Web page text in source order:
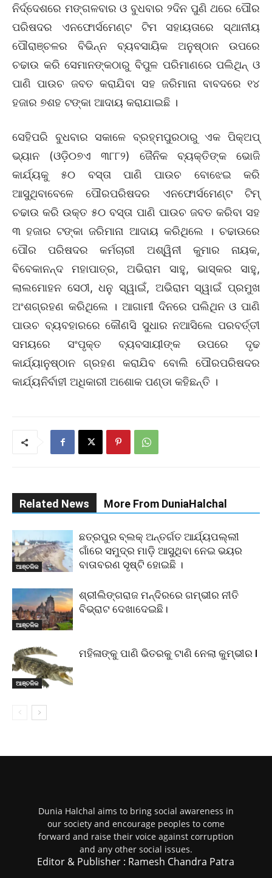
ନିର୍ଦ୍ଦେଶରେ ମଙ୍ଗଳବାର ଓ ବୁଧବାର ୨ଦିନ ପୁଣି ଥରେ ପୌର
ପରିଷଦର ଏନଫୋର୍ସମେଣ୍ଟ ଟିମ ସହାୟତାରେ ସ୍ଥାନୀୟ
ପୌରାଞ୍ଚଳର ବିଭିନ୍ନ ବ୍ୟବସାୟିକ ଅନୁଷ୍ଠାନ ଉପରେ
ଚଢାଉ କରି ସେମାନଙ୍କଠାରୁ ବିପୁଳ ପରିମାଣରେ ପଲିଥିନ୍ ଓ
ପାଣି ପାଉଚ ଜବତ କରାଯିବା ସହ ଜରିମାନା ବାବଦରେ ୧୪
ହଜାର ୭ଶହ ଟଙ୍କା ଆଦାୟ କରାଯାଇଛି ।
ସେହିପରି ବୁଧବାର ସକାଳେ ବ୍ରହ୍ମପୁରଠାରୁ ଏକ ପିକ୍ଅପ୍
ଭ୍ୟାନ (ଓଡ଼ି୦୭ଏ ୩୮୮୨) ଜୈନିକ ବ୍ୟକ୍ତିଙ୍କ ଭୋଜି
କାର୍ଯ୍ୟକୁ ୫୦ ବସ୍ତା ପାଣି ପାଉଚ ବୋଝେଇ କରି
ଆସୁଥିବାବେଳେ ପୌରପରିଷଦର ଏନଫୋର୍ସମେଣ୍ଟ ଟିମ୍
ଚଢାଉ କରି ଉକ୍ତ ୫୦ ବସ୍ତା ପାଣି ପାଉଚ ଜବତ କରିବା ସହ
୩ ହଜାର ଟଙ୍କା ଜରିମାନା ଆଦାୟ କରିଥିଲେ । ଚଢାଉରେ
ପୌର ପରିଷଦର କର୍ମଚାରୀ ଅଶ୍ୱିନୀ କୁମାର ନାୟକ,
ବିବେକାନନ୍ଦ ମହାପାତ୍ର, ଅଭିରାମ ସାହୁ, ଭାସ୍କର ସାହୁ,
ଲାଲମୋହନ ସେଠୀ, ଧନୁ ସ୍ୱାଇଁ, ଅଭିରାମ ସ୍ୱାଇଁ ପ୍ରମୁଖ
ଅଂଶଗ୍ରହଣ କରିଥିଲେ । ଆଗାମୀ ଦିନରେ ପଲିଥିନ ଓ ପାଣି
ପାଉଚ ବ୍ୟବହାରରେ କୌଣସି ସୁଧାର ନଆସିଲେ ପରବର୍ତ୍ତୀ
ସମୟରେ ସଂପୃକ୍ତ ବ୍ୟବସାୟୀଙ୍କ ଉପରେ ଦୃଢ
କାର୍ଯ୍ୟାନୁଷ୍ଠାନ ଗ୍ରହଣ କରାଯିବ ବୋଲି ପୌରପରିଷଦର
କାର୍ଯ୍ୟନିର୍ବାହୀ ଅଧିକାରୀ ଅଶୋକ ପଣ୍ଡା କହିଛନ୍ତି ।
Related News More From DuniaHalchal
ଆଞ୍ଚଳିକ
ଛତ୍ରପୁର ବ୍ଲକ୍ ଅନ୍ତର୍ଗତ ଆର୍ଯ୍ୟପଲ୍ଲୀ
ଗାଁରେ ସମୁଦ୍ର ମାଡ଼ି ଆସୁଥିବା ନେଇ ଭୟର
ବାତାବରଣ ସୃଷ୍ଟି ହୋଇଛି ।
ଆଞ୍ଚଳିକ
ଶ୍ରୀଲିଙ୍ଗରାଜ ମନ୍ଦିରରେ ଗମ୍ଭୀର ନୀତି
ବିଭ୍ରାଟ ଦେଖାଦେଇଛି।
ଆଞ୍ଚଳିକ
ମହିଳାଙ୍କୁ ପାଣି ଭିତରକୁ ଟାଣି ନେଲା କୁମ୍ଭୀର l
Dunia Halchal aims to bring social awareness in
our society and encourage peoples to come
forward and raise their voice against corruption
and any other social issues.
Editor & Publisher : Ramesh Chandra Patra